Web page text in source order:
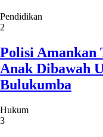
Pendidikan
2
Polisi Amankan
Anak Dibawah
Bulukumba
Hukum
3